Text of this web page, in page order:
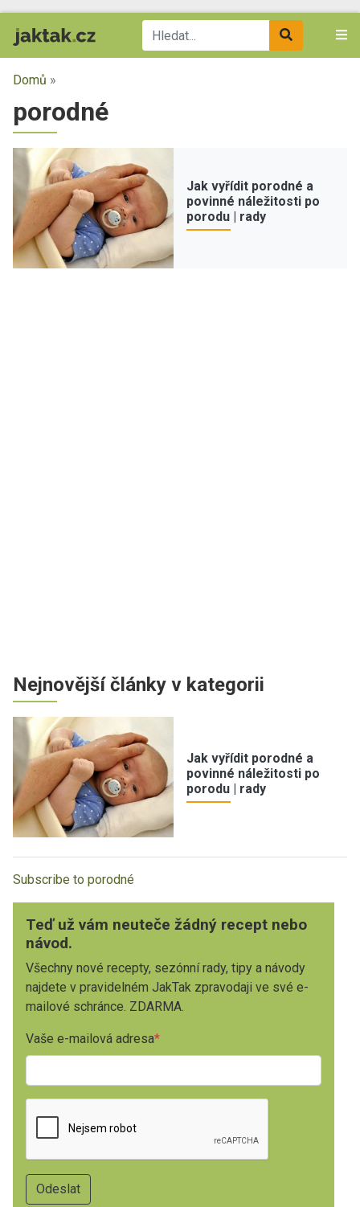
Domů »
porodné
Jak vyřídit porodné a
povinné náležitosti po
porodu | rady
Nejnovější články v kategorii
Jak vyřídit porodné a
povinné náležitosti po
porodu | rady
Subscribe to porodné
Teď už vám neuteče žádný recept nebo
návod.
Všechny nové recepty, sezónní rady, tipy a návody
najdete v pravidelném JakTak zpravodaji ve své e-
mailové schránce. ZDARMA.
Vaše e-mailová adresa